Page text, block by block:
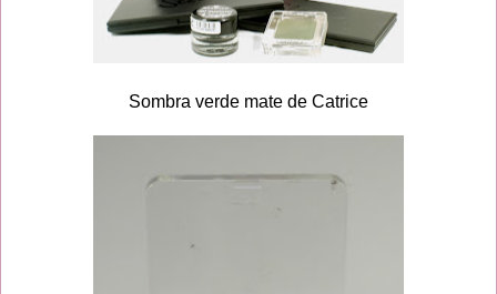
Sombra verde mate de Catrice